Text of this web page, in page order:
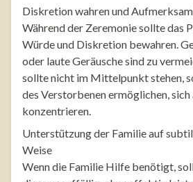
Diskretion wahren und
Während der Zeremonie sollte das
Würde und Diskretion bewahren.
oder laute Geräusche sind zu
sollte nicht im Mittelpunkt stehen,
des Verstorbenen ermöglichen,
konzentrieren.
Unterstützung der Familie auf
Weise
Wenn die Familie Hilfe benötigt,